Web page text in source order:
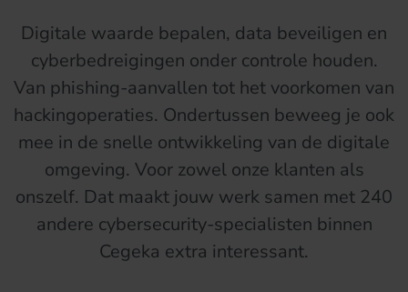
Digitale waarde bepalen, data beveiligen en
cyberbedreigingen onder controle houden.
Van phishing-aanvallen tot het voorkomen van
hackingoperaties. Ondertussen beweeg je ook
mee in de snelle ontwikkeling van de digitale
omgeving. Voor zowel onze klanten als
onszelf. Dat maakt jouw werk samen met 240
andere cybersecurity-specialisten binnen
Cegeka extra interessant.